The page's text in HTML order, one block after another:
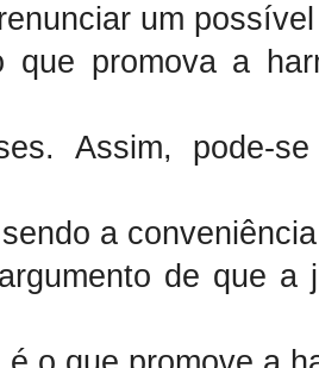
um
que promova a
Assim, pode-
a
de que